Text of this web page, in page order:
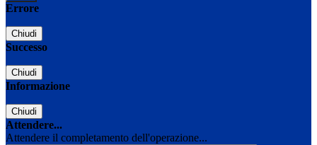
Errore
Chiudi
Successo
Chiudi
Informazione
Chiudi
Attendere...
Attendere il completamento dell'operazione...